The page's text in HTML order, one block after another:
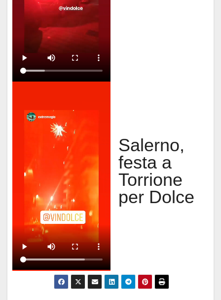
Salerno,
festa a
Torrione
per Dolce